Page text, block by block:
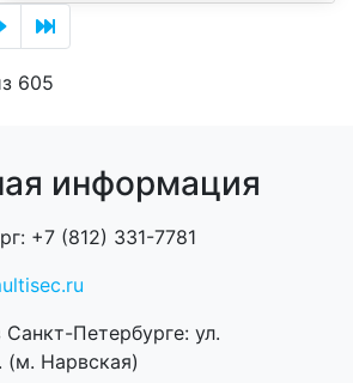
605
информация
+7 (812) 331-7781
Петербурге: ул.
(м. Нарвская)